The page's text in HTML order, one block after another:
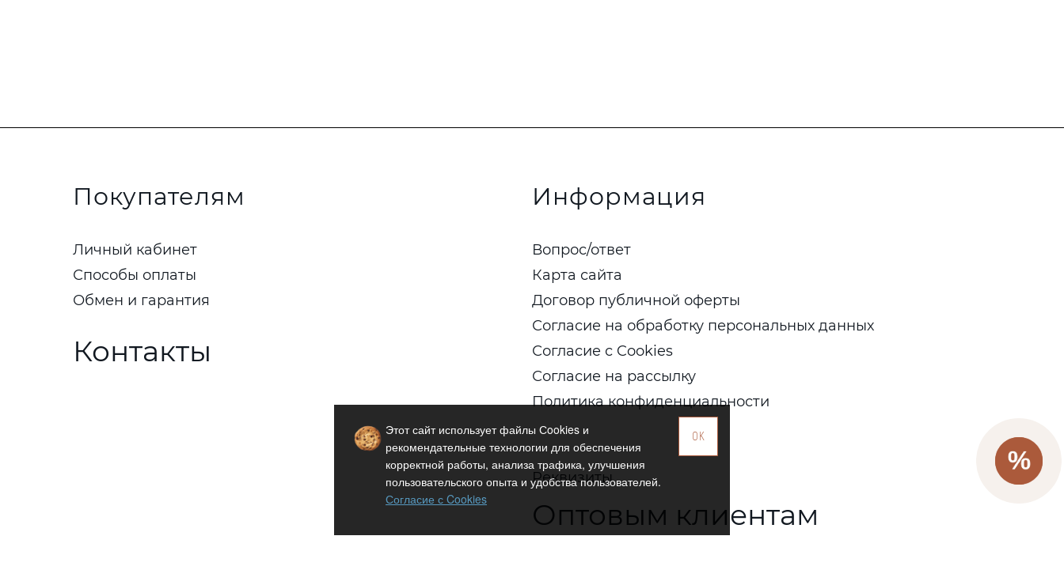
Покупателям
Личный кабинет
Способы оплаты
Обмен и гарантия
Контакты
Информация
Вопрос/ответ
Карта сайта
Договор публичной оферты
Согласие на обработку персональных данных
Согласие с Cookies
Согласие на рассылку
Политика конфиденциальности
Реквизиты
Оптовым клиентам
OK
Этот сайт использует файлы Сookies и
рекомендательные технологии для обеспечения
корректной работы, анализа трафика, улучшения
пользовательского опыта и удобства пользователей.
Согласие с Cookies